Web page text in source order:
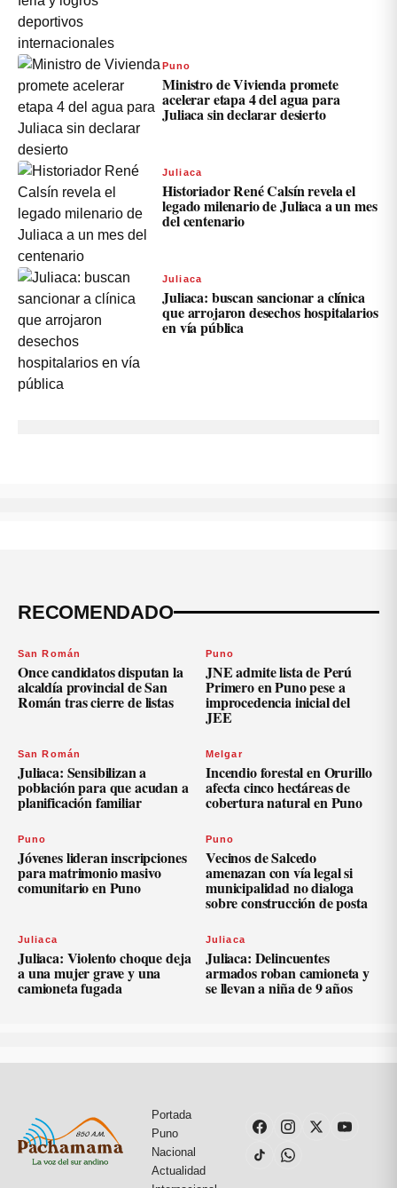
Puno
Ministro de Vivienda promete
acelerar etapa 4 del agua para
Juliaca sin declarar desierto
Juliaca
Historiador René Calsín revela el
legado milenario de Juliaca a un mes
del centenario
Juliaca
Juliaca: buscan sancionar a clínica
que arrojaron desechos hospitalarios
en vía pública
RECOMENDADO
San Román
Once candidatos disputan la
alcaldía provincial de San
Román tras cierre de listas
Puno
JNE admite lista de Perú
Primero en Puno pese a
improcedencia inicial del
JEE
San Román
Juliaca: Sensibilizan a
población para que acudan a
planificación familiar
Melgar
Incendio forestal en Orurillo
afecta cinco hectáreas de
cobertura natural en Puno
Puno
Jóvenes lideran inscripciones
para matrimonio masivo
comunitario en Puno
Puno
Vecinos de Salcedo
amenazan con vía legal si
municipalidad no dialoga
sobre construcción de posta
Juliaca
Juliaca: Violento choque deja
a una mujer grave y una
camioneta fugada
Juliaca
Juliaca: Delincuentes
armados roban camioneta y
se llevan a niña de 9 años
Portada
Puno
Nacional
Actualidad